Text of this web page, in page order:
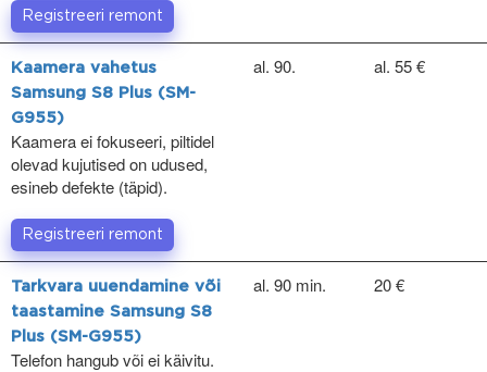
Registreeri remont
Kaamera vahetus
Samsung S8 Plus (SM-
G955)
Kaamera ei fokuseeri, piltidel
olevad kujutised on udused,
esineb defekte (täpid).
al. 90. al. 55 €
Registreeri remont
Tarkvara uuendamine või
taastamine Samsung S8
Plus (SM-G955)
Telefon hangub või ei käivitu.
al. 90 min. 20 €